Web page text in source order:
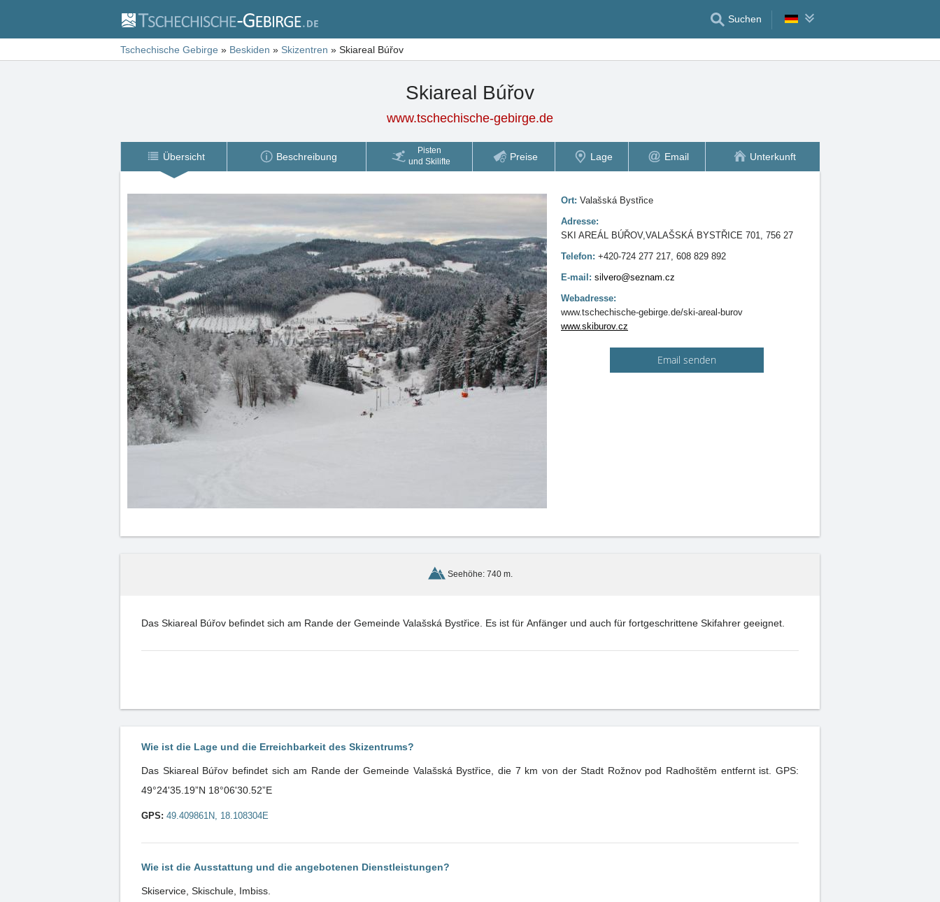
Suchen
Tschechische Gebirge » Beskiden » Skizentren » Skiareal Búřov
Skiareal Búřov
www.tschechische-gebirge.de
Übersicht Beschreibung
Pisten
und Skilifte
Preise Lage Email Unterkunft
Ort: Valašská Bystřice
Adresse:
SKI AREÁL BÚŘOV,VALAŠSKÁ BYSTŘICE 701, 756 27
Telefon: +420-724 277 217, 608 829 892
E-mail: silvero@seznam.cz
Webadresse:
www.tschechische-gebirge.de/ski-areal-burov
www.skiburov.cz
Email senden
Seehöhe: 740 m.
Das Skiareal Búřov befindet sich am Rande der Gemeinde Valašská Bystřice. Es ist für Anfänger und auch für fortgeschrittene Skifahrer geeignet.
Wie ist die Lage und die Erreichbarkeit des Skizentrums?
Das Skiareal Búřov befindet sich am Rande der Gemeinde Valašská Bystřice, die 7 km von der Stadt Rožnov pod Radhoštěm entfernt ist. GPS:
49°24'35.19”N 18°06'30.52”E
GPS: 49.409861N, 18.108304E
Wie ist die Ausstattung und die angebotenen Dienstleistungen?
Skiservice, Skischule, Imbiss.